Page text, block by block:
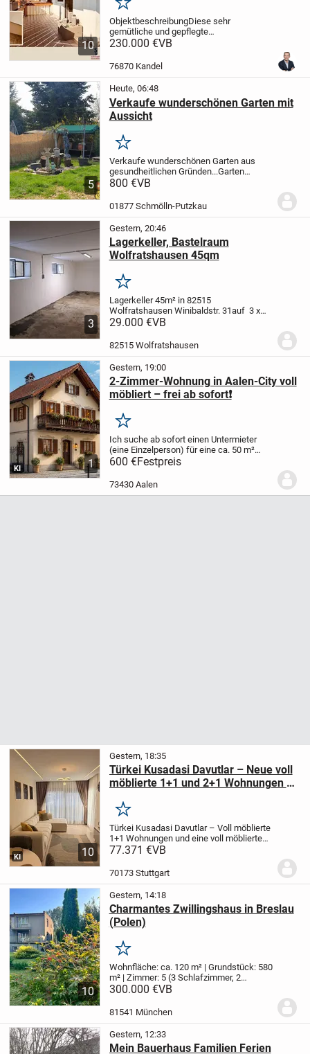
10
Merken
ObjektbeschreibungDiese sehr
gemütliche und gepflegte
Dachgeschosswohnung befindet sich in
1995 in ruhiger Wohnlage von
230.000 €VB
76870 Kandel
5
Heute, 06:48
Verkaufe wunderschönen Garten mit
Aussicht
Merken
Verkaufe wunderschönen Garten aus
gesundheitlichen Gründen...Garten
befindet sich unterhalb vom Steinbruch in
Anbaupflichten..!!..und man ist schnell im
Wald zum...
800 €VB
01877 Schmölln-Putzkau
3
Gestern, 20:46
Lagerkeller, Bastelraum
Wolfratshausen 45qm
Merken
Lagerkeller 45m² in 82515
Wolfratshausen Winibaldstr. 31auf 3 x
15m bietet sich viel Stellwand für
Zähler Der Raum hat 2 Fenster, Zufahrt
29.000 €VB
82515 Wolfratshausen
1
KI
Gestern, 19:00
2-Zimmer-Wohnung in Aalen-City voll
möbliert – frei ab sofort❗️
Merken
Ich suche ab sofort einen Untermieter
(eine Einzelperson) für eine ca. 50 m²
große, voll möblierte 2-Zimmer-
Dachgeschosswohnung in bester Lage
der Aalen-City.
600 €Festpreis
73430 Aalen
10
KI
Gestern, 18:35
Türkei Kusadasi Davutlar – Neue voll
möblierte 1+1 und 2+1 Wohnungen zu
Merken
Türkei Kusadasi Davutlar – Voll möblierte
1+1 Wohnungen und eine voll möblierte
2+1 WohnungUnsere Wohnungen sind
der Nähe von Supermärkten, dem
Gesundheitszent...
77.371 €VB
70173 Stuttgart
10
Gestern, 14:18
Charmantes Zwillingshaus in Breslau
(Polen)
Merken
Wohnfläche: ca. 120 m² | Grundstück: 580
m² | Zimmer: 5 (3 Schlafzimmer, 2
Wohnzimmer) | Baujahr: 1970er
(Doppelhaushälfte) aus den 1970er
300.000 €VB
81541 München
Gestern, 12:33
Mein Bauerhaus Familien Ferien